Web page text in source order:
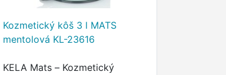
Kozmetický kôš 3 l MATS
mentolová KL-23616
KELA Mats – Kozmetický